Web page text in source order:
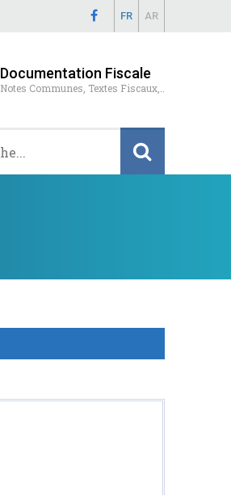
FR AR
Documentation Fiscale
Notes Communes, Textes Fiscaux,..